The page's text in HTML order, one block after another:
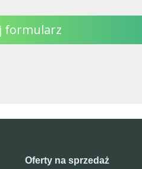
formularz
Oferty na sprzedaż